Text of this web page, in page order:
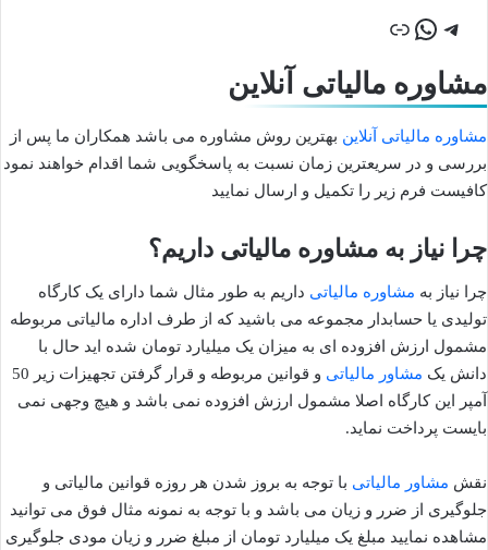
مشاوره مالیاتی آنلاین
مشاوره مالیاتی آنلاین بهترین روش مشاوره می باشد همکاران ما پس از
بررسی و در سریعترین زمان نسبت به پاسخگویی شما اقدام خواهند نمود
کافیست فرم زیر را تکمیل و ارسال نمایید
چرا نیاز به مشاوره مالیاتی داریم؟
چرا نیاز به مشاوره مالیاتی داریم به طور مثال شما دارای یک کارگاه
تولیدی یا حسابدار مجموعه می باشید که از طرف اداره مالیاتی مربوطه
مشمول ارزش افزوده ای به میزان یک میلیارد تومان شده اید حال با
دانش یک مشاور مالیاتی
و قوانین مربوطه و قرار گرفتن تجهیزات زیر 50
آمپر این کارگاه اصلا مشمول ارزش افزوده نمی باشد و هیچ وجهی نمی
بایست پرداخت نماید.
نقش مشاور مالیاتی با توجه به بروز شدن هر روزه قوانین مالیاتی و
جلوگیری از ضرر و زیان می باشد و با توجه به نمونه مثال فوق می توانید
مشاهده نمایید مبلغ یک میلیارد تومان از مبلغ ضرر و زیان مودی جلوگیری